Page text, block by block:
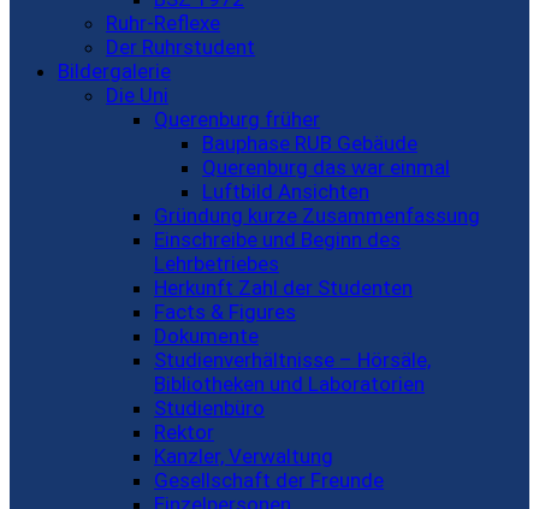
Ruhr-Reflexe
Der Ruhrstudent
Bildergalerie
Die Uni
Querenburg früher
Bauphase RUB Gebäude
Querenburg das war einmal
Luftbild Ansichten
Gründung kurze Zusammenfassung
Einschreibe und Beginn des
Lehrbetriebes
Herkunft Zahl der Studenten
Facts & Figures
Dokumente
Studienverhältnisse – Hörsäle,
Bibliotheken und Laboratorien
Studienbüro
Rektor
Kanzler, Verwaltung
Gesellschaft der Freunde
Einzelpersonen